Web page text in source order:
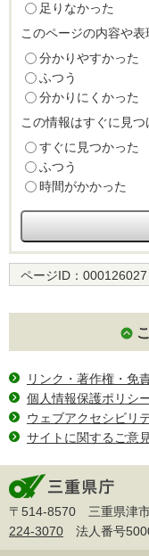
足りなかった
このページの内容や
分かりやすかった
ふつう
分かりにくかった
この情報はすぐに見
すぐに見つかった
ふつう
時間がかかった
ページID： 000126027
リンク・著作権・免
個人情報保護ポリシ
ウェブアクセシビリ
サイトに関するご意
〒514-8570 三重県津
224-3070 法人番号